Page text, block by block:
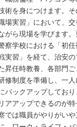
術を身につけます。そ
場実習」において、
がら現場を学びます
察学校における「初
実習」を経て、治安
昇任時教養、各部門
修制度を準備し、一
バックアップしてお
アアップできるのが特
では職員がやりがい